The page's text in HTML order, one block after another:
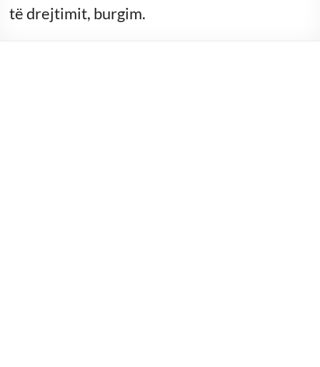
të drejtimit, burgim.